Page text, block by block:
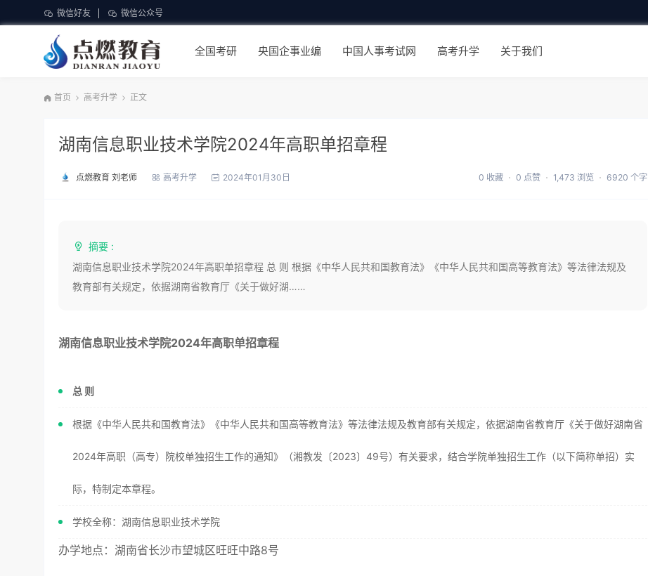
微信好友 微信公众号
全国考研 央国企事业编 中国人事考试网 高考升学 关于我们
首页 高考升学 正文
湖南信息职业技术学院2024年高职单招章程
点燃教育 刘老师 高考升学 2024年01月30日 0 收藏 0 点赞 1,473 浏览 6920 个字
摘要 :
湖南信息职业技术学院2024年高职单招章程 总 则 根据《中华人民共和国教育法》《中华人民共和国高等教育法》等法律法规及
教育部有关规定，依据湖南省教育厅《关于做好湖……
湖南信息职业技术学院2024年高职单招章程
总 则
根据《中华人民共和国教育法》《中华人民共和国高等教育法》等法律法规及教育部有关规定，依据湖南省教育厅《关于做好湖南省
2024年高职（高专）院校单独招生工作的通知》（湘教发〔2023〕49号）有关要求，结合学院单独招生工作（以下简称单招）实
际，特制定本章程。
学校全称：湖南信息职业技术学院
办学地点：湖南省长沙市望城区旺旺中路8号